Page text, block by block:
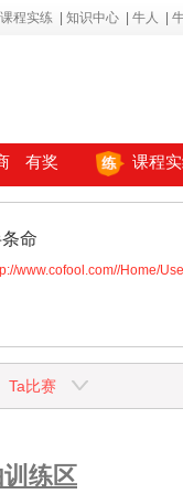
课程实练 知识中心 牛人
有奖 课程
命
www.cofool.com//Home/
Ta比赛
练区